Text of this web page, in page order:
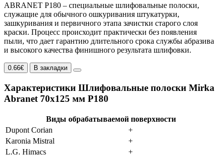
ABRANET P180 – специальные шлифовальные полоски,
служащие для обычного ошкуривания штукатурки,
зашкуривания и первичного этапа зачистки старого слоя
краски. Процесс происходит практически без появления
пыли, что дает гарантию длительного срока службы абразива
и высокого качества финишного результата шлифовки.
0.66€ В закладки
Характеристики Шлифовальные полоски Mirka
Abranet 70х125 мм P180
Виды обрабатываемой поверхности
Dupont Corian
+
Karonia Mistral
+
L.G. Himacs
+